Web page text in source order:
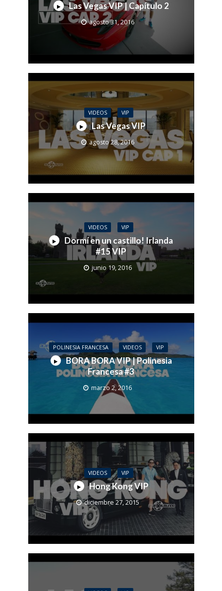
Las Vegas VIP | Capítulo 2
agosto 31, 2016
VIDEOS VIP
Las Vegas VIP
agosto 28, 2016
VIDEOS VIP
Dormí en un castillo! Irlanda
#15 VIP
junio 19, 2016
POLINESIA FRANCESA VIDEOS VIP
BORA BORA VIP | Polinesia
Francesa #3
marzo 2, 2016
VIDEOS VIP
Hong Kong VIP
diciembre 27, 2015